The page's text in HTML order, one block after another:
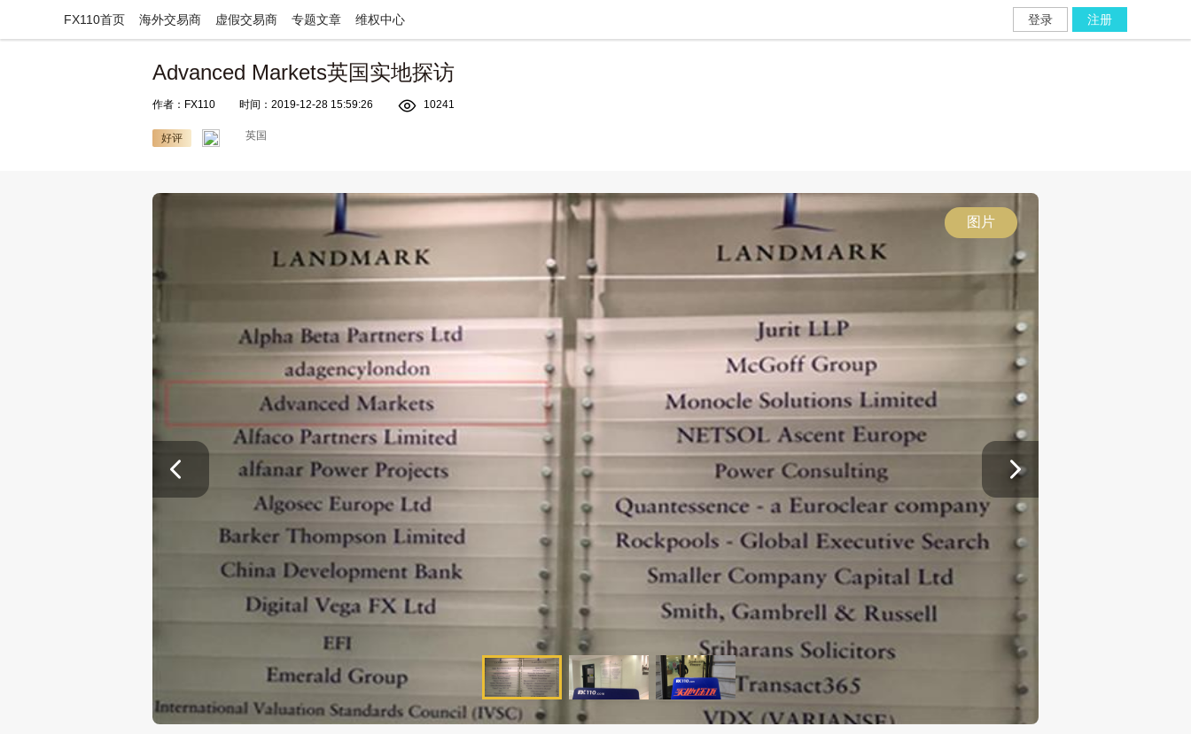
FX110首页 海外交易商 虚假交易商 专题文章 维权中心 登录 注册
Advanced Markets英国实地探访
作者：FX110 时间：2019-12-28 15:59:26  10241
好评 英国
图片